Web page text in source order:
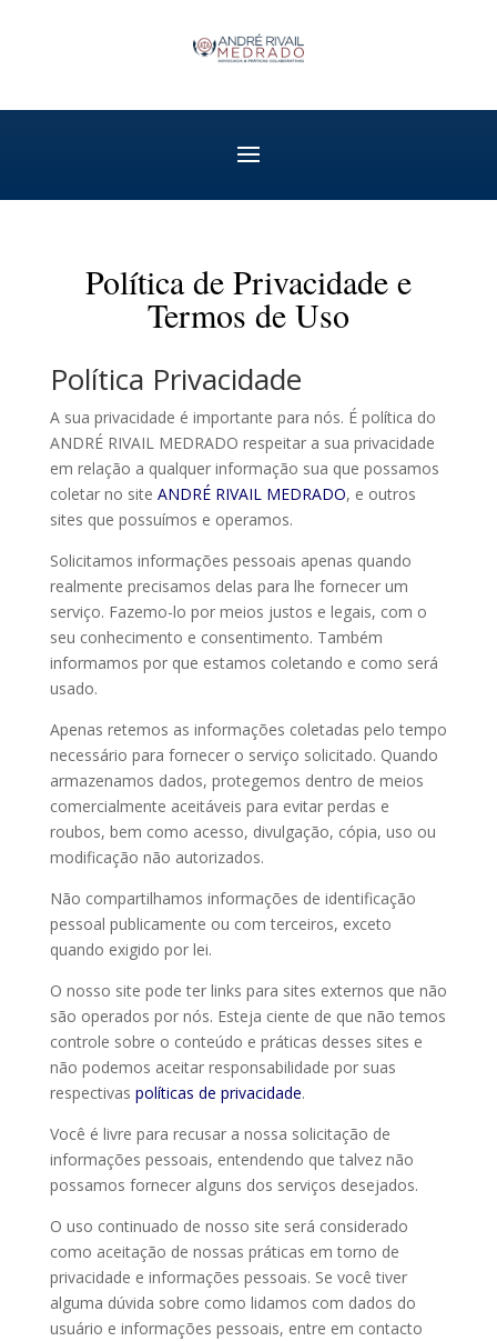
Política de Privacidade e
Termos de Uso
Política Privacidade
A sua privacidade é importante para nós. É política do
ANDRÉ RIVAIL MEDRADO respeitar a sua privacidade
em relação a qualquer informação sua que possamos
coletar no site ANDRÉ RIVAIL MEDRADO, e outros
sites que possuímos e operamos.
Solicitamos informações pessoais apenas quando
realmente precisamos delas para lhe fornecer um
serviço. Fazemo-lo por meios justos e legais, com o
seu conhecimento e consentimento. Também
informamos por que estamos coletando e como será
usado.
Apenas retemos as informações coletadas pelo tempo
necessário para fornecer o serviço solicitado. Quando
armazenamos dados, protegemos dentro de meios
comercialmente aceitáveis ​​para evitar perdas e
roubos, bem como acesso, divulgação, cópia, uso ou
modificação não autorizados.
Não compartilhamos informações de identificação
pessoal publicamente ou com terceiros, exceto
quando exigido por lei.
O nosso site pode ter links para sites externos que não
são operados por nós. Esteja ciente de que não temos
controle sobre o conteúdo e práticas desses sites e
não podemos aceitar responsabilidade por suas
respectivas políticas de privacidade.
Você é livre para recusar a nossa solicitação de
informações pessoais, entendendo que talvez não
possamos fornecer alguns dos serviços desejados.
O uso continuado de nosso site será considerado
como aceitação de nossas práticas em torno de
privacidade e informações pessoais. Se você tiver
alguma dúvida sobre como lidamos com dados do
usuário e informações pessoais, entre em contacto